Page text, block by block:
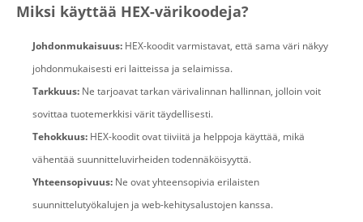
Miksi käyttää HEX-värikoodeja?
Johdonmukaisuus: HEX-koodit varmistavat, että sama väri näkyy
johdonmukaisesti eri laitteissa ja selaimissa.
Tarkkuus: Ne tarjoavat tarkan värivalinnan hallinnan, jolloin voit
sovittaa tuotemerkkisi värit täydellisesti.
Tehokkuus: HEX-koodit ovat tiiviitä ja helppoja käyttää, mikä
vähentää suunnitteluvirheiden todennäköisyyttä.
Yhteensopivuus: Ne ovat yhteensopivia erilaisten
suunnittelutyökalujen ja web-kehitysalustojen kanssa.